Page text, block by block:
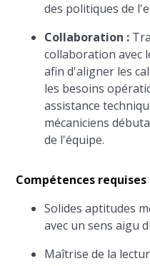
des politiques de
Collaboration :
collaboration avec
afin d'aligner les
les besoins
assistance
mécaniciens
de l'équipe.
Compétences requises
Solides aptitudes
avec un sens aigu
Maîtrise de la